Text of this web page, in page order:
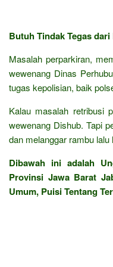
Butuh Tindak Tegas
Masalah perparkiran,
wewenang Dinas
tugas kepolisian, baik
Kalau masalah retribusi
wewenang Dishub. Tapi
dan melanggar rambu
Dibawah ini adalah
Provinsi Jawa Barat
Umum, Puisi Tentang